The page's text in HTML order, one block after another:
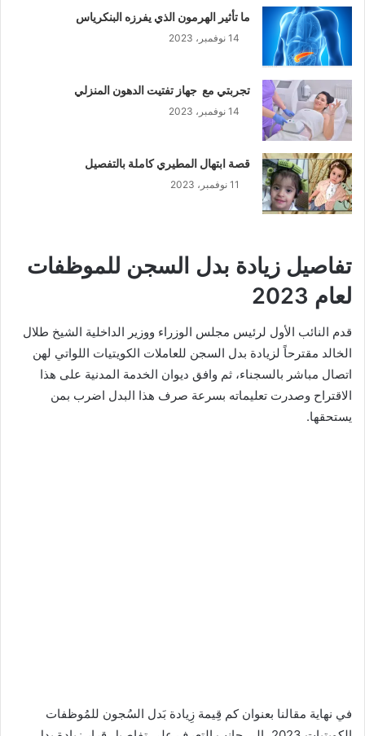
ما تأثير الهرمون الذي يفرزه البنكرياس
14 نوفمبر، 2023
تجربتي مع جهاز تفتيت الدهون المنزلي
14 نوفمبر، 2023
قصة ابتهال المطيري كاملة بالتفصيل
11 نوفمبر، 2023
تفاصيل زيادة بدل السجن للموظفات
لعام 2023
قدم النائب الأول لرئيس مجلس الوزراء ووزير الداخلية الشيخ طلال
الخالد مقترحاً لزيادة بدل السجن للعاملات الكويتيات اللواتي لهن
اتصال مباشر بالسجناء، ثم وافق ديوان الخدمة المدنية على هذا
الاقتراح وصدرت تعليماته بسرعة صرف هذا البدل اضرب بمن
يستحقها.
في نهاية مقالنا بعنوان كم قِيمة زِيادة بَدل السُجون للمُوظفات